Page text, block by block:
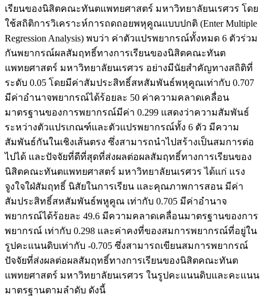
เรียนของนิสิตคณะทันตแพทยศาสตร์ มหาวิทยาลัยนเรศวร โดย
ใช้สถิติการวิเคราะห์การถดถอยพหุคูณแบบปกติ (Enter Multiple
Regression Analysis) พบว่า ค่าตัวแปรพยากรณ์ทั้งหมด 6 ตัวร่วม
กันพยากรณ์ผลสัมฤทธิ์ทางการเรียนของนิสิตคณะทันต
แพทยศาสตร์ มหาวิทยาลัยนเรศวร อย่างมีนัยสำคัญทางสถิติที่
ระดับ 0.05 โดยมีค่าสัมประสิทธิ์สหสัมพันธ์พหุคูณเท่ากับ 0.707
มีค่าอำนาจพยากรณ์ได้ร้อยละ 50 ค่าความคลาดเคลื่อน
มาตรฐานของการพยากรณ์มีค่า 0.299 แสดงว่าความสัมพันธ์
ระหว่างตัวแปรเกณฑ์และตัวแปรพยากรณ์ทั้ง 6 ตัว มีความ
สัมพันธ์กันในเชิงเส้นตรง ซึ่งสามารถนำไปสร้างเป็นสมการต่อ
ไปได้ และปัจจัยที่ดีที่สุดที่ส่งผลต่อผลสัมฤทธิ์ทางการเรียนของ
นิสิตคณะทันตแพทยศาสตร์ มหาวิทยาลัยนเรศวร ได้แก่ แรง
จูงใจใฝ่สัมฤทธิ์ นิสัยในการเรียน และคุณภาพการสอน มีค่า
สัมประสิทธิ์สหสัมพันธ์พหูคูณ เท่ากับ 0.705 มีค่าอำนาจ
พยากรณ์ได้ร้อยละ 49.6 มีความคลาดเคลื่อนมาตรฐานของการ
พยากรณ์ เท่ากับ 0.298 และค่าคงที่ของสมการพยากรณ์ที่อยู่ใน
รูปคะแนนดิบเท่ากับ -0.705 ซึ่งสามารถเขียนสมการพยากรณ์
ปัจจัยที่ส่งผลต่อผลสัมฤทธิ์ทางการเรียนของนิสิตคณะทันต
แพทยศาสตร์ มหาวิทยาลัยนเรศวร ในรูปคะแนนดิบและคะแนน
มาตรฐานตามลำดับ ดังนี้